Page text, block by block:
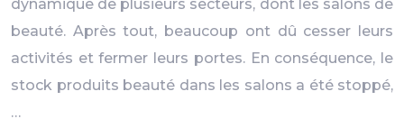
dynamique de plusieurs secteurs, dont les salons de
beauté. Après tout, beaucoup ont dû cesser leurs
activités et fermer leurs portes. En conséquence, le
stock produits beauté dans les salons a été stoppé,
…